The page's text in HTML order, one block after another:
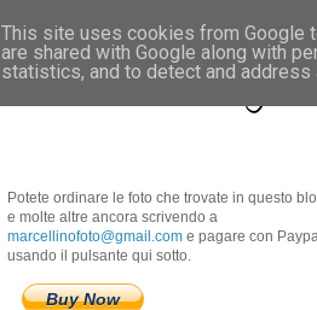
Marcellino
Potete ordinare le foto che trovate in questo
e molte altre ancora scrivendo a
marcellinofoto@gmail.com e pagare con
usando il pulsante qui sotto.
Buy Now
This site uses cookies from Google
are shared with Google along with
statistics, and to detect and address